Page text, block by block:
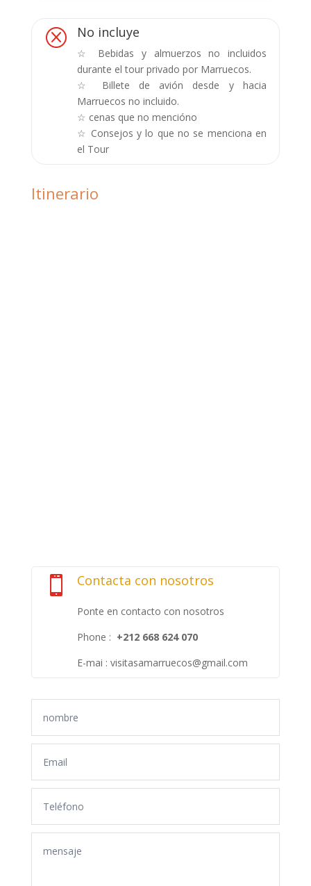
Q No incluye
☆ Bebidas y almuerzos no incluidos
durante el tour privado por Marruecos.
☆ Billete de avión desde y hacia
Marruecos no incluido.
☆ cenas que no mencióno
☆ Consejos y lo que no se menciona en
el Tour
Itinerario
 Contacta con nosotros
Ponte en contacto con nosotros
Phone : +212 668 624 070
E-mai : visitasamarruecos@gmail.com